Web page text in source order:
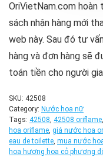
OriVietNam.com
sách nhận hàng mới
web này. Sau đó tư
hàng và đơn hàng sẽ
toán tiền cho người
SKU: 42508
Category: Nước hoa nữ
Tags: 42508, 42508 oriflame,
hoa oriflame, giá nước hoa
eau de toilette, mua nước
hoa hương hoa cỏ phương